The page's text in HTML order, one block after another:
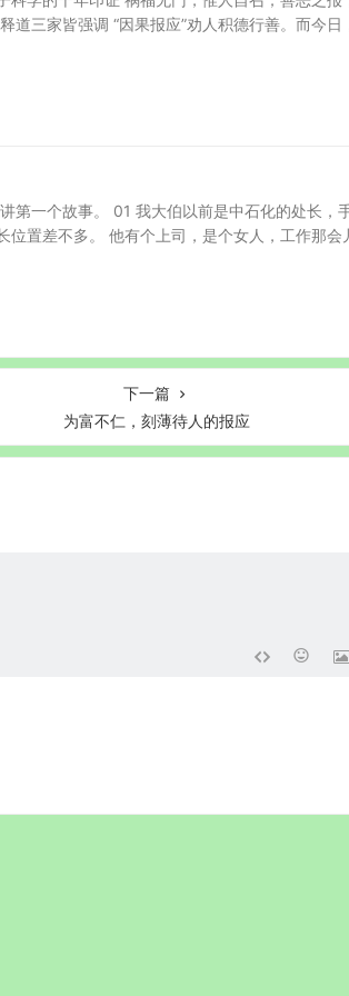
三家皆强调 “因果报应”劝人积德行善。而今日
第一个故事。 01 我大伯以前是中石化的处长，
位置差不多。 他有个上司，是个女人，工作那会
下一篇
为富不仁，刻薄待人的报应